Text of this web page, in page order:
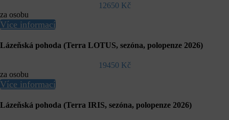
12650 Kč
za osobu
Více informací
Lázeňská pohoda (Terra LOTUS, sezóna, polopenze 2026)
19450 Kč
za osobu
Více informací
Lázeňská pohoda (Terra IRIS, sezóna, polopenze 2026)